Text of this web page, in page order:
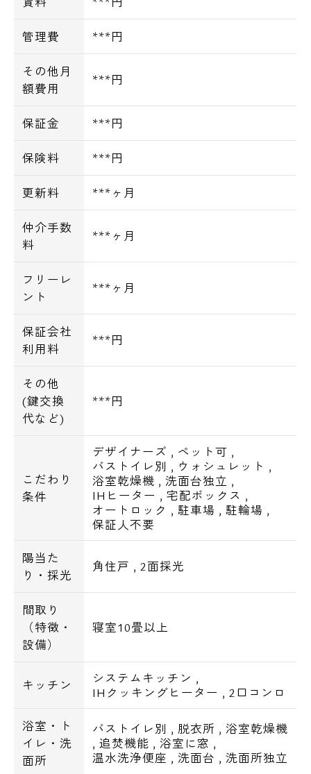
管理費 ***円
その他月
額費用
***円
保証金 ***円
保険料 ***円
更新料 ***ヶ月
仲介手数
料
***ヶ月
フリーレ
ント
***ヶ月
保証会社
利用料
***円
その他
(鍵交換
代など)
***円
こだわり
条件
デザイナーズ , ペット可 ,
バストイレ別 , ウォシュレット ,
浴室乾燥機 ,洗面台独立 ,
IHヒーター , 宅配ボックス ,
オートロック , 駐車場 , 駐輪場 ,
保証人不要
陽当た
り・採光
角住戸 ,2面採光
間取り
（特徴・
設備）
寝室10畳以上
キッチン システムキッチン ,
IHクッキングヒーター , 2口コンロ
浴室・ト
イレ・洗
面所
バストイレ別 , 脱衣所 , 浴室乾燥機
,追焚機能 , 浴室に窓 ,
温水洗浄便座 , 洗面台 , 洗面所独立